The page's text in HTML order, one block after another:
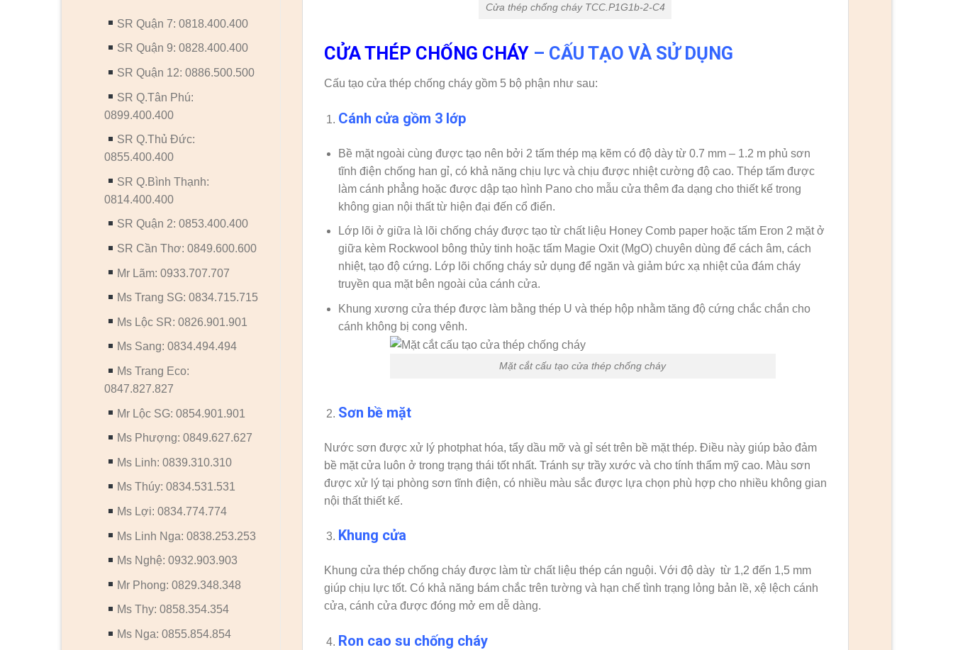
SR Quận 7: 0818.400.400
SR Quận 9: 0828.400.400
SR Quận 12: 0886.500.500
SR Q.Tân Phú:
0899.400.400
SR Q.Thủ Đức:
0855.400.400
SR Q.Bình Thạnh:
0814.400.400
SR Quận 2: 0853.400.400
SR Cần Thơ: 0849.600.600
Mr Lãm: 0933.707.707
Ms Trang SG: 0834.715.715
Ms Lộc SR: 0826.901.901
Ms Sang: 0834.494.494
Ms Trang Eco:
0847.827.827
Mr Lộc SG: 0854.901.901
Ms Phượng: 0849.627.627
Ms Linh: 0839.310.310
Ms Thúy: 0834.531.531
Ms Lợi: 0834.774.774
Ms Linh Nga: 0838.253.253
Ms Nghệ: 0932.903.903
Mr Phong: 0829.348.348
Ms Thy: 0858.354.354
Ms Nga: 0855.854.854
Cửa thép chống cháy TCC.P1G1b-2-C4
CỬA THÉP CHỐNG CHÁY– CẤU TẠO VÀ SỬ DỤNG
Cấu tạo cửa thép chống cháy gồm 5 bộ phận như sau:
Cánh cửa gồm 3 lớp
Bề mặt ngoài cùng được tạo nên bởi 2 tấm thép mạ kẽm có độ dày từ 0.7 mm – 1.2 m phủ sơn
tĩnh điện chống han gỉ, có khả năng chịu lực và chịu được nhiệt cường độ cao. Thép tấm được
làm cánh phẳng hoặc được dập tạo hình Pano cho mẫu cửa thêm đa dạng cho thiết kế trong
không gian nội thất từ hiện đại đến cổ điển.
Lớp lõi ở giữa là lõi chống cháy được tạo từ chất liệu Honey Comb paper hoặc tấm Eron 2 mặt ở
giữa kèm Rockwool bông thủy tinh hoặc tấm Magie Oxit (MgO) chuyên dùng để cách âm, cách
nhiệt, tạo độ cứng. Lớp lõi chống cháy sử dụng để ngăn và giảm bức xạ nhiệt của đám cháy
truyền qua mặt bên ngoài của cánh cửa.
Khung xương cửa thép được làm bằng thép U và thép hộp nhằm tăng độ cứng chắc chắn cho
cánh không bị cong vênh.
Mặt cắt cấu tạo cửa thép chống cháy
Sơn bề mặt
Nước sơn được xử lý photphat hóa, tẩy dầu mỡ và gỉ sét trên bề mặt thép. Điều này giúp bảo đảm
bề mặt cửa luôn ở trong trạng thái tốt nhất. Tránh sự trầy xước và cho tính thẩm mỹ cao. Màu sơn
được xử lý tại phòng sơn tĩnh điện, có nhiều màu sắc được lựa chọn phù hợp cho nhiều không gian
nội thất thiết kế.
Khung cửa
Khung cửa thép chống cháy được làm từ chất liệu thép cán nguội. Với độ dày từ 1,2 đến 1,5 mm
giúp chịu lực tốt. Có khả năng bám chắc trên tường và hạn chế tình trạng lỏng bản lề, xệ lệch cánh
cửa, cánh cửa được đóng mở em dễ dàng.
Ron cao su chống cháy